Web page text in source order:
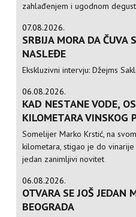
zahlađenjem i ugodnom
07.08.2026.
SRBIJA MORA DA ČUVA
NASLEĐE
Ekskluzivni intervju: Džejms
06.08.2026.
KAD NESTANE VODE,
KILOMETARA VINSKOG
Somelijer Marko Krstić, na
kilometara, stigao je do
jedan zanimljivi novitet
06.08.2026.
OTVARA SE JOŠ JEDAN
BEOGRADA